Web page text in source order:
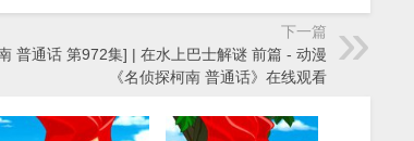
下一篇
普通话 第972集] | 在水上巴士解谜 前篇 - 动漫
《名侦探柯南 普通话》在线观看